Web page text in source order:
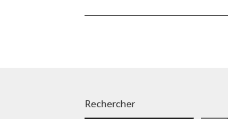
Rechercher